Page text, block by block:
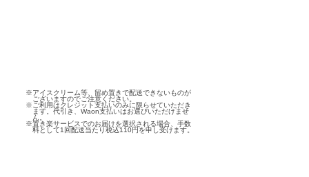
※アイスクリーム等、留め置きで配送できないものが
ございますのでご注意ください。
※ご利用はクレジット支払いのみに限らせていただき
ます。代引き、Waon支払いはお選びいただけませ
ん。
※置き楽サービスでのお届けを選択される場合、手数
料として1回配送当たり税込110円を申し受けます。